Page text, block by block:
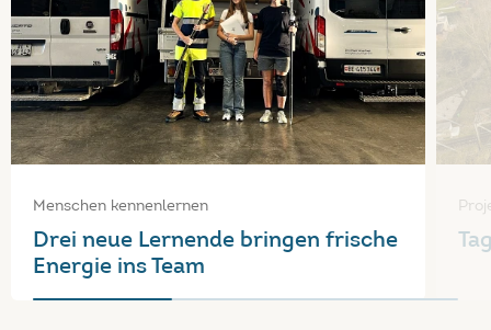
Menschen kennenlernen
Drei neue Lernende bringen frische
Energie ins Team